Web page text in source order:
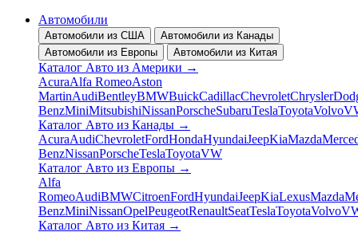
Автомобили
Автомобили из США
Автомобили из Канады
Автомобили из Европы
Автомобили из Китая
Каталог Авто из Америки →
AcuraAlfa RomeoAston
MartinAudiBentleyBMWBuickCadillacChevroletChrysler
BenzMiniMitsubishiNissanPorscheSubaruTeslaToyotaVolvo
Каталог Авто из Канады →
AcuraAudiChevroletFordHondaHyundaiJeepKiaMazda
BenzNissanPorscheTeslaToyotaVW
Каталог Авто из Европы →
Alfa
RomeoAudiBMWCitroenFordHyundaiJeepKiaLexusMazda
BenzMiniNissanOpelPeugeotRenaultSeatTeslaToyotaVolvo
Каталог Авто из Китая →